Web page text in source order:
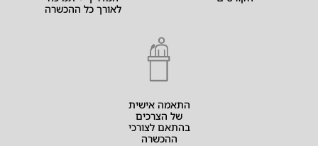
לאורך כל ההכשרה
התאמה אישית
של הצרכים
בהתאם לצורכי
ההכשרה